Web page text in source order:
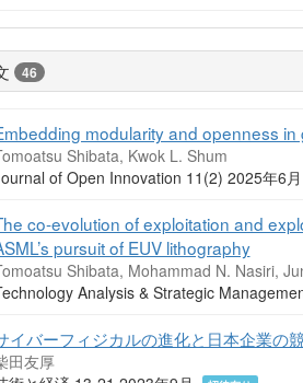
46
modularity and openness
Shibata, Kwok L. Shum
of Open Innovation 11(2) 2025年6月
co-evolution of exploitation and
pursuit of EUV lithography
Shibata, Mohammad N. Nasiri,
Analysis & Strategic
イバーフィジカルの進化と日本企業の
田友厚